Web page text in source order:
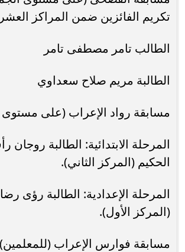
تكريم الفائزين ضمن المراكز
​الطالب تامر مصطفى تامر
​الطالبة مريم صلاح سعداوي
​مسابقة رواد الإعراب (على مستوى
​المرحلة الابتدائية: الطالبة روجان
الحكيم (المركز الثاني).
​المرحلة الإعدادية: الطالبة رؤى
(المركز الأول).
​مسابقة فوارس الإعراب